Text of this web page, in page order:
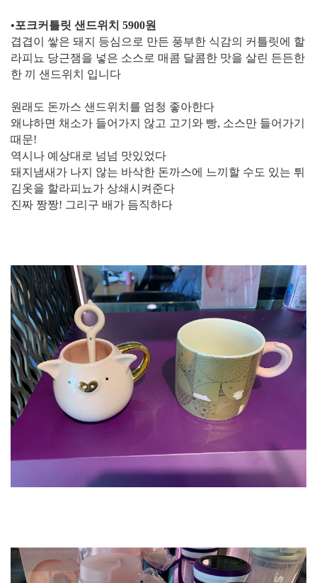
​​​​•포크커​​​​틀릿 샌드위치 5900원
겹겹이 쌓은 돼지 등심으로 만든 풍부한 식감의 커틀릿에 할
라피뇨 당근잼을 넣은 소스로 매콤 달콤한 맛을 살린 든든한
한 끼 샌드위치 입니다
원래도 돈까스 샌드위치를 엄청 좋아한다
왜냐하면 채소가 들어가지 않고 고기와 빵, 소스만 들어가기
때문!
역시나 예상대로 넘넘 맛있었다
돼지냄새가 나지 않는 바삭한 돈까스에 느끼할 수도 있는 튀
김옷을 할라피뇨가 상쇄시켜준다
진짜 짱짱! 그리구 배가 듬직하다